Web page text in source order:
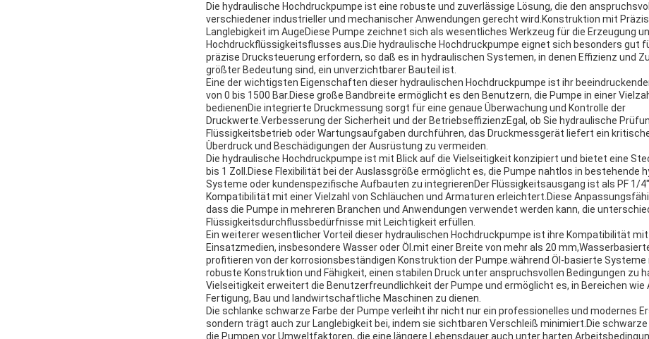
Die hydraulische Hochdruckpumpe ist eine robuste und zuverlässige Lösung, die den
verschiedener industrieller und mechanischer Anwendungen gerecht wird.Konstruktion mit
Langlebigkeit im AugeDiese Pumpe zeichnet sich als wesentliches Werkzeug für die Erzeugung
Hochdruckflüssigkeitsflusses aus.Die hydraulische Hochdruckpumpe eignet sich besonders gut
präzise Drucksteuerung erfordern, so daß es in hydraulischen Systemen, in denen Effizienz und
größter Bedeutung sind, ein unverzichtbarer Bauteil ist.
Eine der wichtigsten Eigenschaften dieser hydraulischen Hochdruckpumpe ist ihr
von 0 bis 1500 Bar.Diese große Bandbreite ermöglicht es den Benutzern, die Pumpe in einer
bedienenDie integrierte Druckmessung sorgt für eine genaue Überwachung und Kontrolle der
Druckwerte.Verbesserung der Sicherheit und der BetriebseffizienzEgal, ob Sie hydraulische
Flüssigkeitsbetrieb oder Wartungsaufgaben durchführen, das Druckmessgerät liefert ein
Überdruck und Beschädigungen der Ausrüstung zu vermeiden.
Die hydraulische Hochdruckpumpe ist mit Blick auf die Vielseitigkeit konzipiert und bietet eine
bis 1 Zoll.Diese Flexibilität bei der Auslassgröße ermöglicht es, die Pumpe nahtlos in bestehende
Systeme oder kundenspezifische Aufbauten zu integrierenDer Flüssigkeitsausgang ist als PF 1/
Kompatibilität mit einer Vielzahl von Schläuchen und Armaturen erleichtert.Diese
dass die Pumpe in mehreren Branchen und Anwendungen verwendet werden kann, die
Flüssigkeitsdurchflussbedürfnisse mit Leichtigkeit erfüllen.
Ein weiterer wesentlicher Vorteil dieser hydraulischen Hochdruckpumpe ist ihre Kompatibilität
Einsatzmedien, insbesondere Wasser oder Öl.mit einer Breite von mehr als 20
profitieren von der korrosionsbeständigen Konstruktion der Pumpe.während Öl-basierte Systeme
robuste Konstruktion und Fähigkeit, einen stabilen Druck unter anspruchsvollen Bedingungen zu
Vielseitigkeit erweitert die Benutzerfreundlichkeit der Pumpe und ermöglicht es, in Bereichen wie
Fertigung, Bau und landwirtschaftliche Maschinen zu dienen.
Die schlanke schwarze Farbe der Pumpe verleiht ihr nicht nur ein professionelles und modernes
sondern trägt auch zur Langlebigkeit bei, indem sie sichtbaren Verschleiß minimiert.Die
die Pumpen vor Umweltfaktoren, die eine längere Lebensdauer auch unter harten